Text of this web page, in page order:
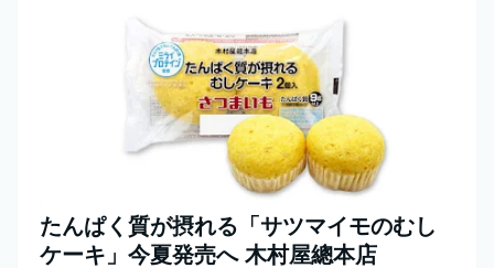
たんぱく質が摂れる「サツマイモのむし
ケーキ」今夏発売へ 木村屋總本店